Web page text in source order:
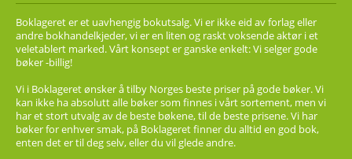
Boklageret er et uavhengig bokutsalg. Vi er ikke eid av forlag eller
andre bokhandelkjeder, vi er en liten og raskt voksende aktør i et
veletablert marked. Vårt konsept er ganske enkelt: Vi selger gode
bøker -billig!
Vi i Boklageret ønsker å tilby Norges beste priser på gode bøker. Vi
kan ikke ha absolutt alle bøker som finnes i vårt sortement, men vi
har et stort utvalg av de beste bøkene, til de beste prisene. Vi har
bøker for enhver smak, på Boklageret finner du alltid en god bok,
enten det er til deg selv, eller du vil glede andre.